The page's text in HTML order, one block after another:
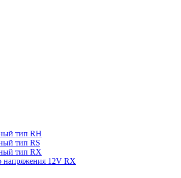
тип RH
тип RS
тип RX
напряжения 12V RX